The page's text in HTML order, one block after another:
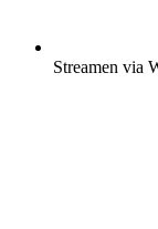
Streamen via